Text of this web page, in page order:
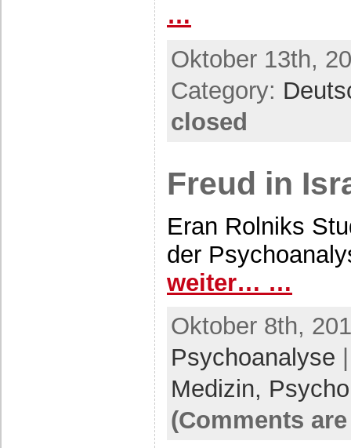
…
Oktober 13th,
Category:
closed
Freud in
Eran Rolniks
der
weiter… …
Oktober 8th,
Psychoanalyse
Medizin,
(Comments